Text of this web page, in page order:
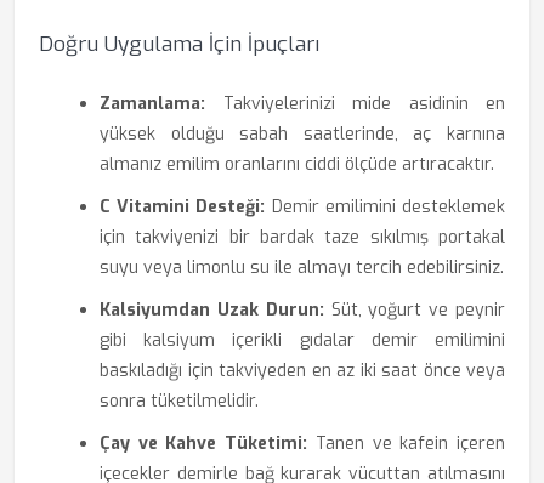
Doğru Uygulama İçin İpuçları
Zamanlama: Takviyelerinizi mide asidinin en
yüksek olduğu sabah saatlerinde, aç karnına
almanız emilim oranlarını ciddi ölçüde artıracaktır.
C Vitamini Desteği: Demir emilimini desteklemek
için takviyenizi bir bardak taze sıkılmış portakal
suyu veya limonlu su ile almayı tercih edebilirsiniz.
Kalsiyumdan Uzak Durun: Süt, yoğurt ve peynir
gibi kalsiyum içerikli gıdalar demir emilimini
baskıladığı için takviyeden en az iki saat önce veya
sonra tüketilmelidir.
Çay ve Kahve Tüketimi: Tanen ve kafein içeren
içecekler demirle bağ kurarak vücuttan atılmasını